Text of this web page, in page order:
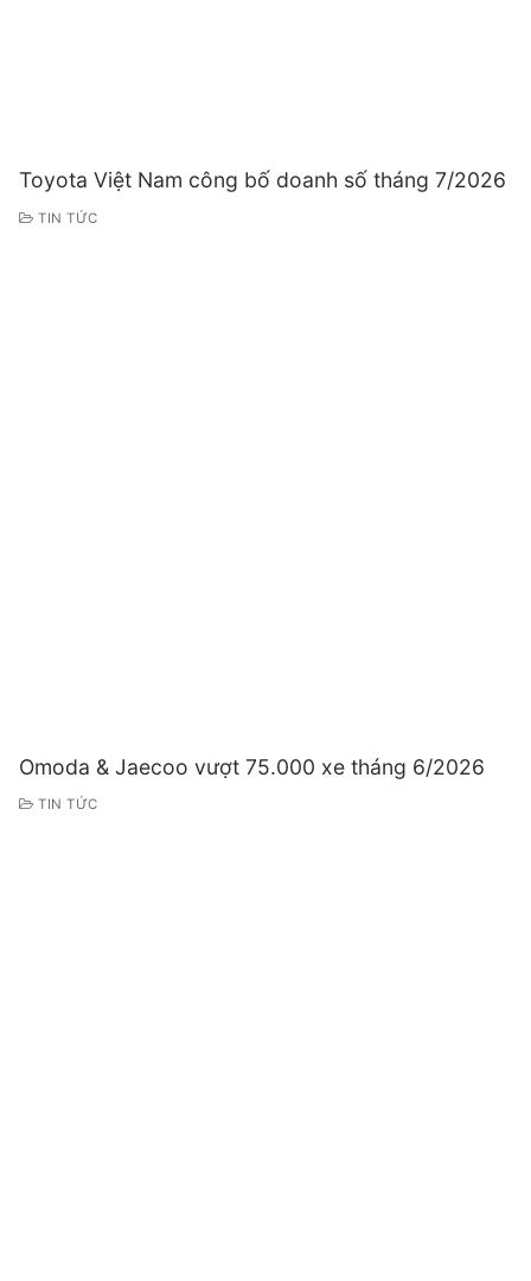
Toyota Việt Nam công bố doanh số tháng 7/2026
TIN TỨC
Omoda & Jaecoo vượt 75.000 xe tháng 6/2026
TIN TỨC